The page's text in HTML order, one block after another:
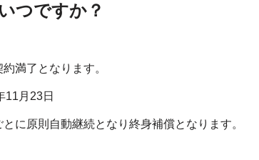
つですか？
満了となります。
11月23日
に原則自動継続となり終身補償となります。